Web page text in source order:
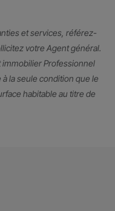
et services, référez-
votre Agent général.
immobilier Professionnel
à la seule condition que le
habitable au titre de